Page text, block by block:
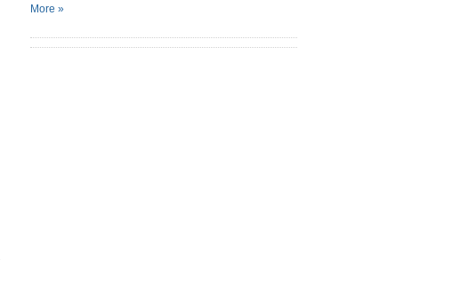
More »